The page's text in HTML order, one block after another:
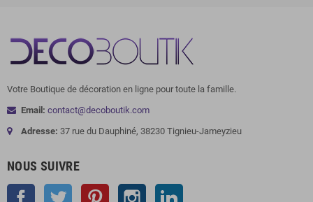
Votre Boutique de décoration en ligne pour toute la famille.
Email: contact@decoboutik.com
Adresse: 37 rue du Dauphiné, 38230 Tignieu-Jameyzieu
NOUS SUIVRE
Facebook Twitter Pinterest Instagram